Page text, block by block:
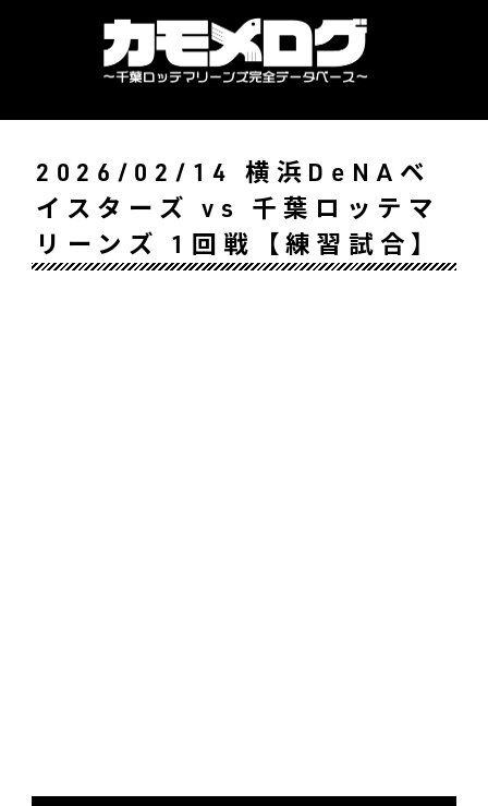
2026/02/14 横浜DeNAベ
イスターズ vs 千葉ロッテマ
リーンズ 1回戦【練習試合】